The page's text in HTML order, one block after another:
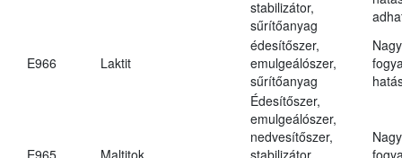
stabilizátor,
sűrítőanyag
E966 Laktit
édesítőszer,
emulgeálószer,
sűrítőanyag
E965 Maltitok
Édesítőszer,
emulgeálószer,
nedvesítőszer,
stabilizátor,